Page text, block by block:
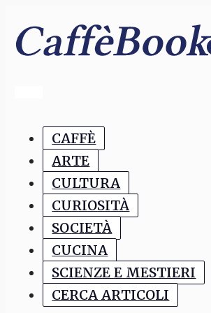
CAFFÈ
ARTE
CULTURA
CURIOSITÀ
SOCIETÀ
CUCINA
SCIENZE E MESTIERI
CERCA ARTICOLI